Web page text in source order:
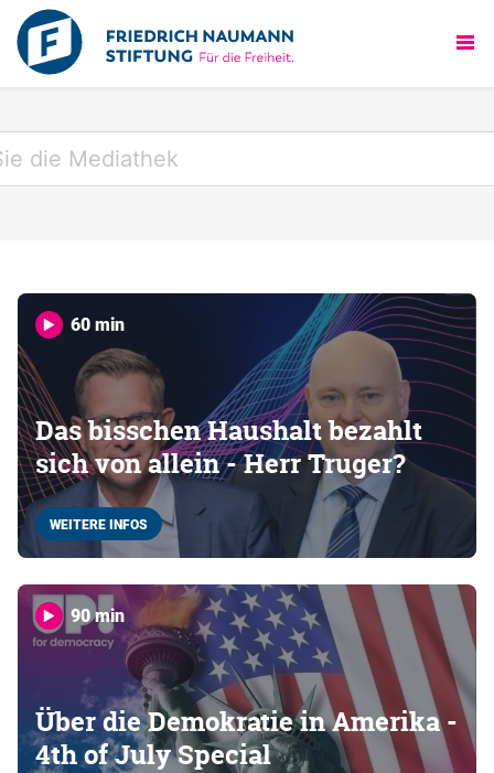
60 min
Das bisschen Haushalt bezahlt
sich von allein - Herr Truger?
WEITERE INFOS
90 min
Über die Demokratie in Amerika -
4th of July Special